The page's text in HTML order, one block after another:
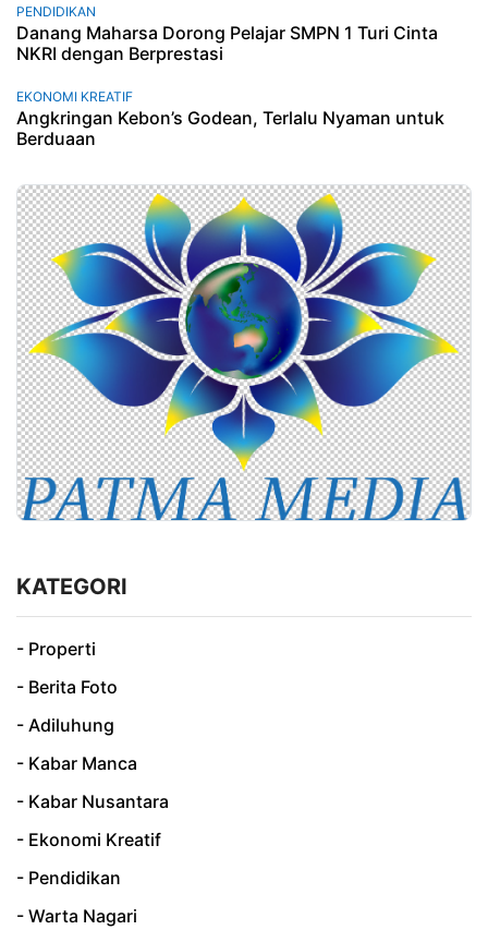
PENDIDIKAN
Danang Maharsa Dorong Pelajar SMPN 1 Turi Cinta
NKRI dengan Berprestasi
EKONOMI KREATIF
Angkringan Kebon’s Godean, Terlalu Nyaman untuk
Berduaan
KATEGORI
- Properti
- Berita Foto
- Adiluhung
- Kabar Manca
- Kabar Nusantara
- Ekonomi Kreatif
- Pendidikan
- Warta Nagari